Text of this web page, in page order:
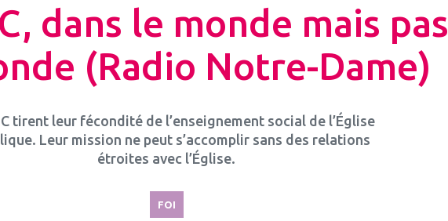
dans le monde mais pas
(Radio Notre-Dame)
tirent leur fécondité de l’enseignement social de l’Église
Leur mission ne peut s’accomplir sans des relations
étroites avec l’Église.
FOI